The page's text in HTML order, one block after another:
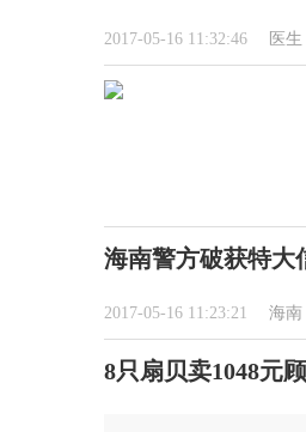
2017-05-16 11:32:46 医生
海南警方破获特大
2017-05-16 11:23:21 海南
8只扇贝卖1048元